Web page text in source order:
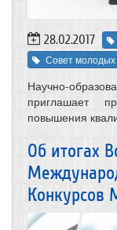
28.02.2017
Совет
Научно-
приглашает
повышения
Об итогах
Конкурсов